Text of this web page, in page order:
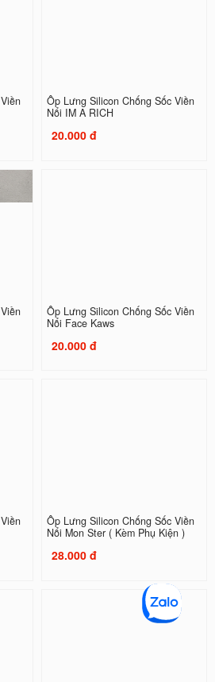
Ốp Lưng Silicon Chống Sốc Viền
Nổi IM A RICH
20.000 đ
Ốp Lưng Silicon Chống Sốc Viền
Nổi Face Kaws
20.000 đ
Ốp Lưng Silicon Chống Sốc Viền
Nổi Mon Ster ( Kèm Phụ Kiện )
28.000 đ